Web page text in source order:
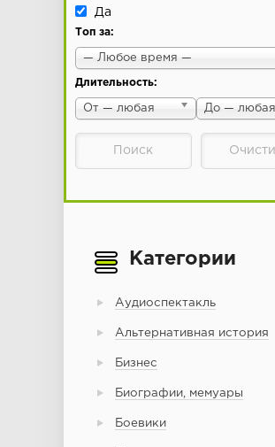
Да
Топ за:
— Любое время —
Длительность:
От — любая До — любая
Категории
Аудиоспектакль
Альтернативная история
Бизнес
Биографии, мемуары
Боевики